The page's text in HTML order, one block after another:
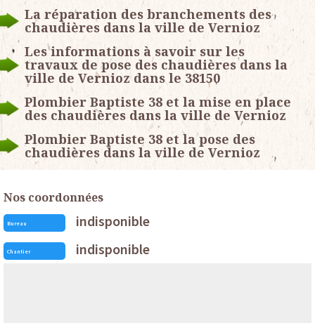
La réparation des branchements des
chaudières dans la ville de Vernioz
Les informations à savoir sur les
travaux de pose des chaudières dans la
ville de Vernioz dans le 38150
Plombier Baptiste 38 et la mise en place
des chaudières dans la ville de Vernioz
Plombier Baptiste 38 et la pose des
chaudières dans la ville de Vernioz
Nos coordonnées
Bureau indisponible
Chantier indisponible